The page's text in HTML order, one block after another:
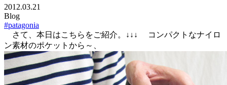
2012.03.21
Blog
#patagonia
さて、本日はこちらをご紹介。
↓↓↓
コンパクトなナイロ
ン素材のポケットから～、